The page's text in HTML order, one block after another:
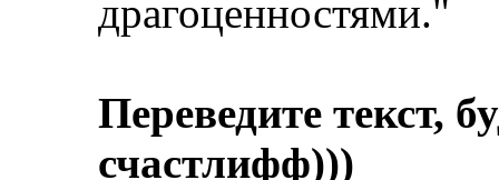
драгоценностями."
Переведите текст,
счастлифф)))